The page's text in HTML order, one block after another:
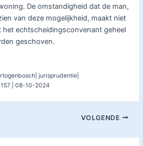
De omstandigheid dat de man,
van deze mogelijkheid, maakt niet
het echtscheidingsconvenant geheel
geschoven.
jurisprudentie|
| 08-10-2024
VOLGENDE